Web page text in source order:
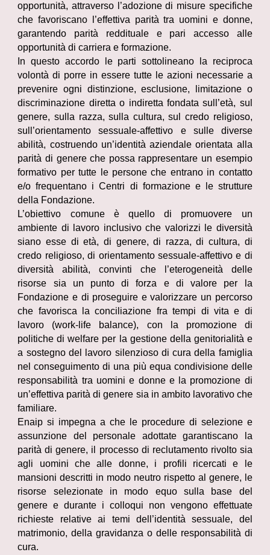
opportunità, attraverso l’adozione di misure specifiche
che favoriscano l’effettiva parità tra uomini e donne,
garantendo parità reddituale e pari accesso alle
opportunità di carriera e formazione.
In questo accordo le parti sottolineano la reciproca
volontà di porre in essere tutte le azioni necessarie a
prevenire ogni distinzione, esclusione, limitazione o
discriminazione diretta o indiretta fondata sull’età, sul
genere, sulla razza, sulla cultura, sul credo religioso,
sull’orientamento sessuale-affettivo e sulle diverse
abilità, costruendo un’identità aziendale orientata alla
parità di genere che possa rappresentare un esempio
formativo per tutte le persone che entrano in contatto
e/o frequentano i Centri di formazione e le strutture
della Fondazione.
L’obiettivo comune è quello di promuovere un
ambiente di lavoro inclusivo che valorizzi le diversità
siano esse di età, di genere, di razza, di cultura, di
credo religioso, di orientamento sessuale-affettivo e di
diversità abilità, convinti che l’eterogeneità delle
risorse sia un punto di forza e di valore per la
Fondazione e di proseguire e valorizzare un percorso
che favorisca la conciliazione fra tempi di vita e di
lavoro (work-life balance), con la promozione di
politiche di welfare per la gestione della genitorialità e
a sostegno del lavoro silenzioso di cura della famiglia
nel conseguimento di una più equa condivisione delle
responsabilità tra uomini e donne e la promozione di
un’effettiva parità di genere sia in ambito lavorativo che
familiare.
Enaip si impegna a che le procedure di selezione e
assunzione del personale adottate garantiscano la
parità di genere, il processo di reclutamento rivolto sia
agli uomini che alle donne, i profili ricercati e le
mansioni descritti in modo neutro rispetto al genere, le
risorse selezionate in modo equo sulla base del
genere e durante i colloqui non vengono effettuate
richieste relative ai temi dell’identità sessuale, del
matrimonio, della gravidanza o delle responsabilità di
cura.